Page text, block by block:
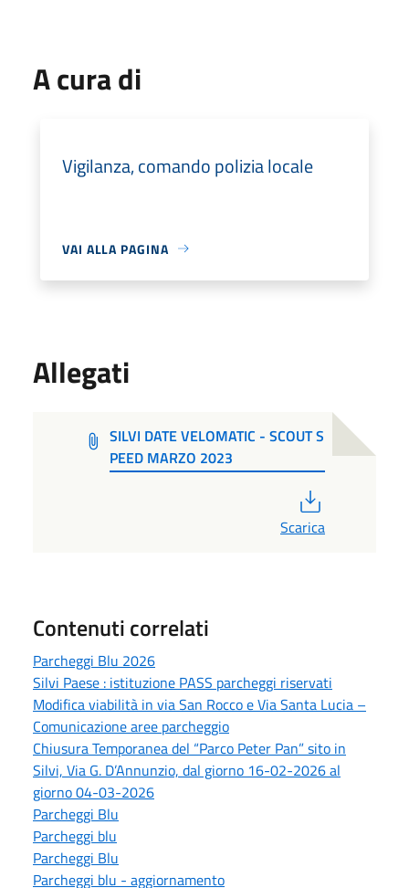
A cura di
Vigilanza, comando polizia locale
VAI ALLA PAGINA
Allegati
SILVI DATE VELOMATIC - SCOUT S
PEED MARZO 2023
Scarica
Contenuti correlati
Parcheggi Blu 2026
Silvi Paese : istituzione PASS parcheggi riservati
Modifica viabilità in via San Rocco e Via Santa Lucia –
Comunicazione aree parcheggio
Chiusura Temporanea del “Parco Peter Pan” sito in
Silvi, Via G. D’Annunzio, dal giorno 16-02-2026 al
giorno 04-03-2026
Parcheggi Blu
Parcheggi blu
Parcheggi Blu
Parcheggi blu - aggiornamento